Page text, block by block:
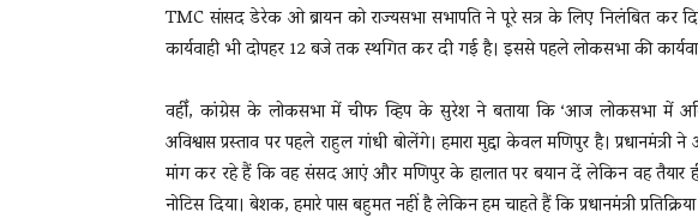
TMC सांसद डेरेक ओ ब्रायन को राज्यसभा सभापति ने पूरे सत्र के लिए निलंबित कर
कार्यवाही भी दोपहर 12 बजे तक स्थगित कर दी गई है। इससे पहले लोकसभा की
वहीँ, कांग्रेस के लोकसभा में चीफ व्हिप के सुरेश ने बताया कि ‘आज लोकसभा में
अविश्वास प्रस्ताव पर पहले राहुल गांधी बोलेंगे। हमारा मुद्दा केवल मणिपुर है।
मांग कर रहे हैं कि वह संसद आएं और मणिपुर के हालात पर बयान दें लेकिन वह तैयार
नोटिस दिया। बेशक, हमारे पास बहुमत नहीं है लेकिन हम चाहते हैं कि प्रधानमंत्री